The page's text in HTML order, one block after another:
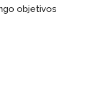
objetivos